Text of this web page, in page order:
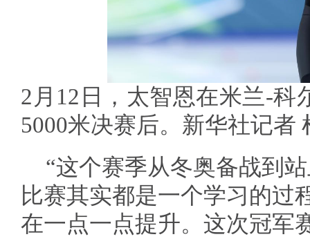
2月12日，太智恩在米兰-科
5000米决赛后。新华社记者
“这个赛季从冬奥备战到
比赛其实都是一个学习的过
在一点一点提升。这次冠军